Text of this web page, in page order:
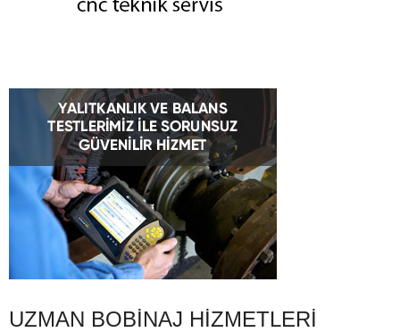
UZMAN BOBINAJ HIZMETLERI